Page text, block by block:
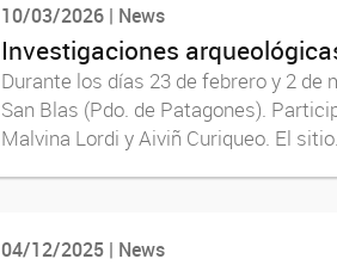
10/03/2026 | News
Investigaciones
Durante los días 23 de febrero y 2 de
San Blas (Pdo. de Patagones).
Malvina Lordi y Aiviñ Curiqueo. El
04/12/2025 | News